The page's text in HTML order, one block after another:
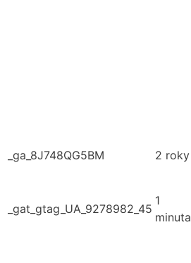
_ga_8J748QG5BM 2 roky
_gat_gtag_UA_9278982_45
1
minuta